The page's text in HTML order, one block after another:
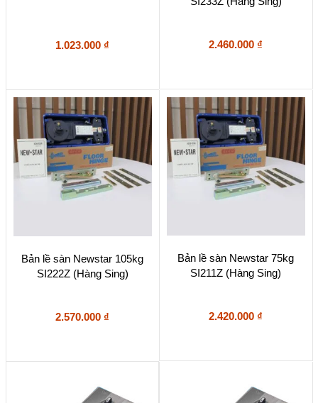
1.023.000 ₫ 2.460.000 ₫
Bản lề sàn Newstar 105kg
SI222Z (Hàng Sing)
2.570.000 ₫
Bản lề sàn Newstar 75kg
SI211Z (Hàng Sing)
2.420.000 ₫